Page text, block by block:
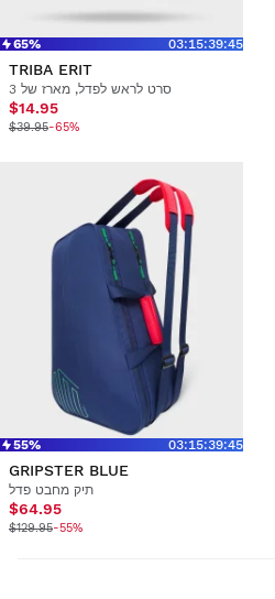
65% 03:15:39:45
TRIBA ERIT
סרט לראש לפדל, מארז של 3
$14.95
$39.95-65%
55% 03:15:39:45
GRIPSTER BLUE
תיק מחבט פדל
$64.95
$129.95-55%